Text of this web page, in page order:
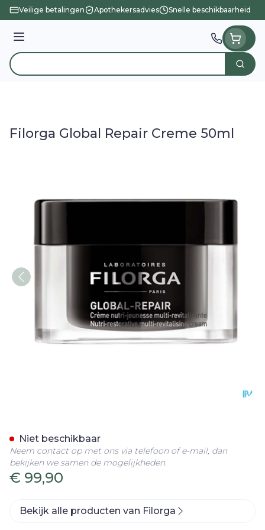
Ga naar de inhoud
Veilige betalingen Apothekersadvies Snelle beschikbaarheid
Menu
Product, merk, categorie... Zoek
Filorga Global Repair Creme 50ml
€ 99,90
Niet beschikbaar
Neem contact op met ons via telefoon of e-mail, dan
bekijken we samen de mogelijkheden.
Bekijk alle producten van Filorga